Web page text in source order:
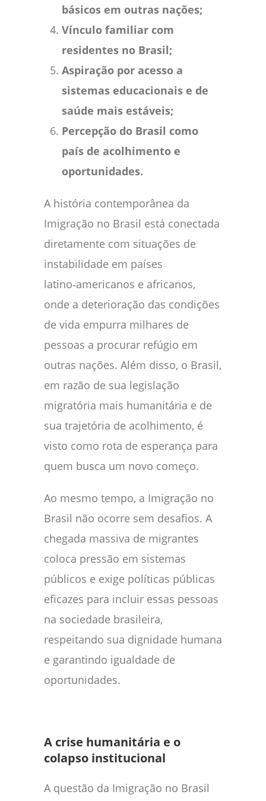
básicos em outras nações;
Vínculo familiar com
residentes no Brasil;
Aspiração por acesso a
sistemas educacionais e de
saúde mais estáveis;
Percepção do Brasil como
país de acolhimento e
oportunidades.
A história contemporânea da
Imigração no Brasil está conectada
diretamente com situações de
instabilidade em países
latino‑americanos e africanos,
onde a deterioração das condições
de vida empurra milhares de
pessoas a procurar refúgio em
outras nações. Além disso, o Brasil,
em razão de sua legislação
migratória mais humanitária e de
sua trajetória de acolhimento, é
visto como rota de esperança para
quem busca um novo começo.
Ao mesmo tempo, a Imigração no
Brasil não ocorre sem desafios. A
chegada massiva de migrantes
coloca pressão em sistemas
públicos e exige políticas públicas
eficazes para incluir essas pessoas
na sociedade brasileira,
respeitando sua dignidade humana
e garantindo igualdade de
oportunidades.
A crise humanitária e o
colapso institucional
A questão da Imigração no Brasil